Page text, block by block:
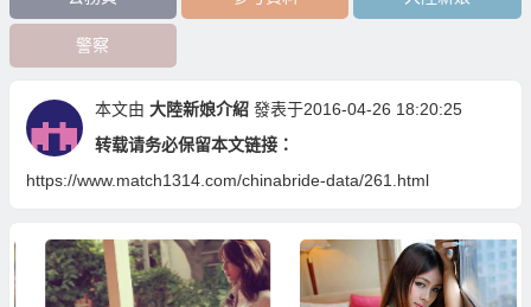
警察
本文由 大陸新娘介紹 發表于2016-04-26 18:20:25
转载请务必保留本文链接：
https://www.match1314.com/chinabride-data/261.html